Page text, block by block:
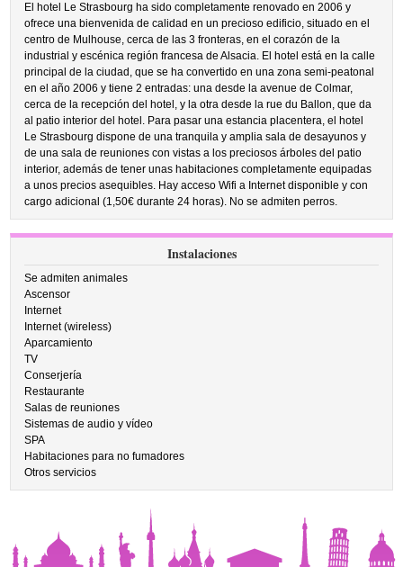
El hotel Le Strasbourg ha sido completamente renovado en 2006 y
ofrece una bienvenida de calidad en un precioso edificio, situado en el
centro de Mulhouse, cerca de las 3 fronteras, en el corazón de la
industrial y escénica región francesa de Alsacia. El hotel está en la calle
principal de la ciudad, que se ha convertido en una zona semi-peatonal
en el año 2006 y tiene 2 entradas: una desde la avenue de Colmar,
cerca de la recepción del hotel, y la otra desde la rue du Ballon, que da
al patio interior del hotel. Para pasar una estancia placentera, el hotel
Le Strasbourg dispone de una tranquila y amplia sala de desayunos y
de una sala de reuniones con vistas a los preciosos árboles del patio
interior, además de tener unas habitaciones completamente equipadas
a unos precios asequibles. Hay acceso Wifi a Internet disponible y con
cargo adicional (1,50€ durante 24 horas). No se admiten perros.
Instalaciones
Se admiten animales
Ascensor
Internet
Internet (wireless)
Aparcamiento
TV
Conserjería
Restaurante
Salas de reuniones
Sistemas de audio y vídeo
SPA
Habitaciones para no fumadores
Otros servicios